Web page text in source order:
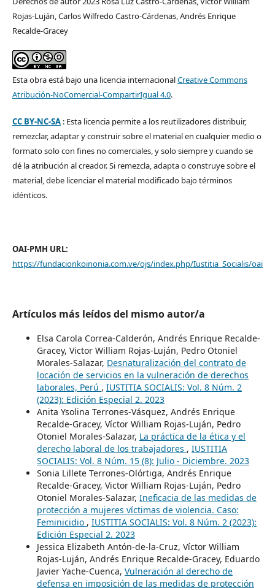
Rojas-Luján, Carlos Wilfredo Castro-Cárdenas, Andrés Enrique
Recalde-Gracey
Esta obra está bajo una licencia internacionalCreative Commons
Atribución-NoComercial-CompartirIgual 4.0.
CC BY-NC-SA: Esta licencia permite a los reutilizadores distribuir,
remezclar, adaptar y construir sobre el material en cualquier medio o
formato solo con fines no comerciales, y solo siempre y cuando se
dé la atribución al creador. Si remezcla, adapta o construye sobre el
material, debe licenciar el material modificado bajo términos
idénticos.
OAI-PMH URL:
https://fundacionkoinonia.com.ve/ojs/index.php/Iustitia_Socialis/oai
Artículos más leídos del mismo autor/a
Elsa Carola Correa-Calderón, Andrés Enrique Recalde-
Gracey, Victor William Rojas-Luján, Pedro Otoniel
Morales-Salazar, Desnaturalización del contrato de
locación de servicios en la vulneración de derechos
laborales, Perú , IUSTITIA SOCIALIS: Vol. 8 Núm. 2
(2023): Edición Especial 2. 2023
Anita Ysolina Terrones-Vásquez, Andrés Enrique
Recalde-Gracey, Víctor William Rojas-Luján, Pedro
Otoniel Morales-Salazar, La práctica de la ética y el
derecho laboral de los trabajadores , IUSTITIA
SOCIALIS: Vol. 8 Núm. 15 (8): Julio - Diciembre. 2023
Sonia Lillete Terrones-Olórtiga, Andrés Enrique
Recalde-Gracey, Victor William Rojas-Luján, Pedro
Otoniel Morales-Salazar, Ineficacia de las medidas de
protección a mujeres víctimas de violencia. Caso:
Feminicidio , IUSTITIA SOCIALIS: Vol. 8 Núm. 2 (2023):
Edición Especial 2. 2023
Jessica Elizabeth Antón-de-la-Cruz, Víctor William
Rojas-Luján, Andrés Enrique Recalde-Gracey, Eduardo
Javier Yache-Cuenca, Vulneración al derecho de
defensa en imposición de las medidas de protección